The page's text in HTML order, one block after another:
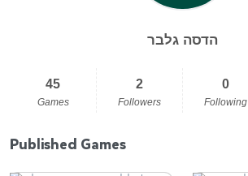
הדסה גלבר
45
Games
2
Followers
0
Following
Published Games